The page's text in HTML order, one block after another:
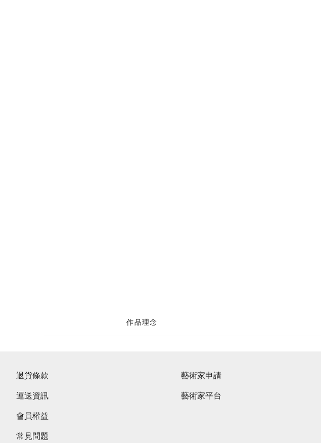
作品理念
退貨條款
運送資訊
會員權益
常見問題
藝術家申請
藝術家平台